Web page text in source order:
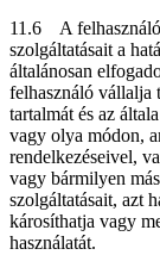
11.6 A felhasználó
szolgáltatásait a
általánosan
felhasználó vállalja
tartalmát és az
vagy olya módon,
rendelkezéseivel,
vagy bármilyen
szolgáltatásait, azt
károsíthatja vagy
használatát.